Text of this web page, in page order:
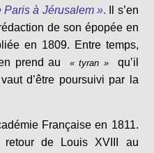
Paris à Jérusalem ». Il s’en
de son épopée en
en 1809. Entre temps,
prend au « tyran »qu’il
d’être poursuivi par la
Française en 1811.
retour de Louis XVIII au